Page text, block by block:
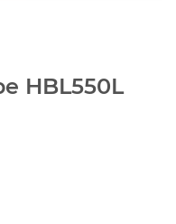
HBL550L